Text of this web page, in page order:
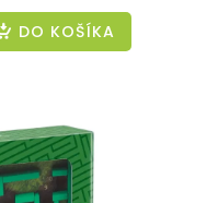
DO KOŠÍKA